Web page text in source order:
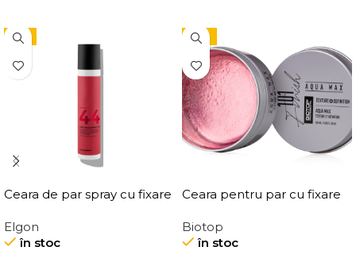
-9%
Ceara de par spray cu fixare
Hold Spray Wax
Elgon
în stoc
-15%
Ceara pentru par cu fixare
Texture Definition
Biotop
în stoc